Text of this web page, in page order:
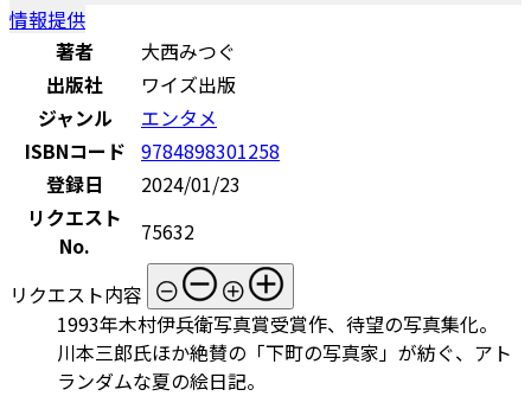
情報提供
著者
大西みつぐ
出版社
ワイズ出版
ジャンル
エンタメ
ISBNコード 9784898301258
登録日
2024/01/23
リクエスト
No.
75632
リクエスト内容
1993年木村伊兵衛写真賞受賞作、待望の写真集化。
川本三郎氏ほか絶賛の「下町の写真家」が紡ぐ、アト
ランダムな夏の絵日記。